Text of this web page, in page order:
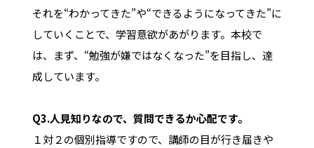
それを“わかってきた”や“できるようになってきた”に
していくことで、学習意欲があがります。本校で
は、まず、“勉強が嫌ではなくなった”を目指し、達
成しています。
Q3.人見知りなので、質問できるか心配です。
１対２の個別指導ですので、講師の目が行き届きや